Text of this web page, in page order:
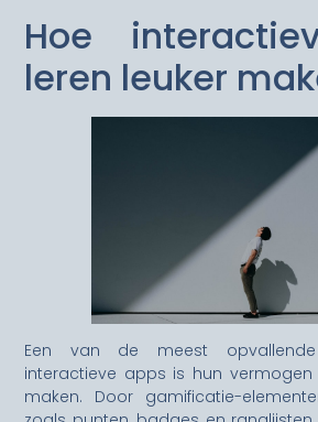
Hoe
leren leuker
Een van de meest
interactieve apps is hun
maken. Door gamificatie-